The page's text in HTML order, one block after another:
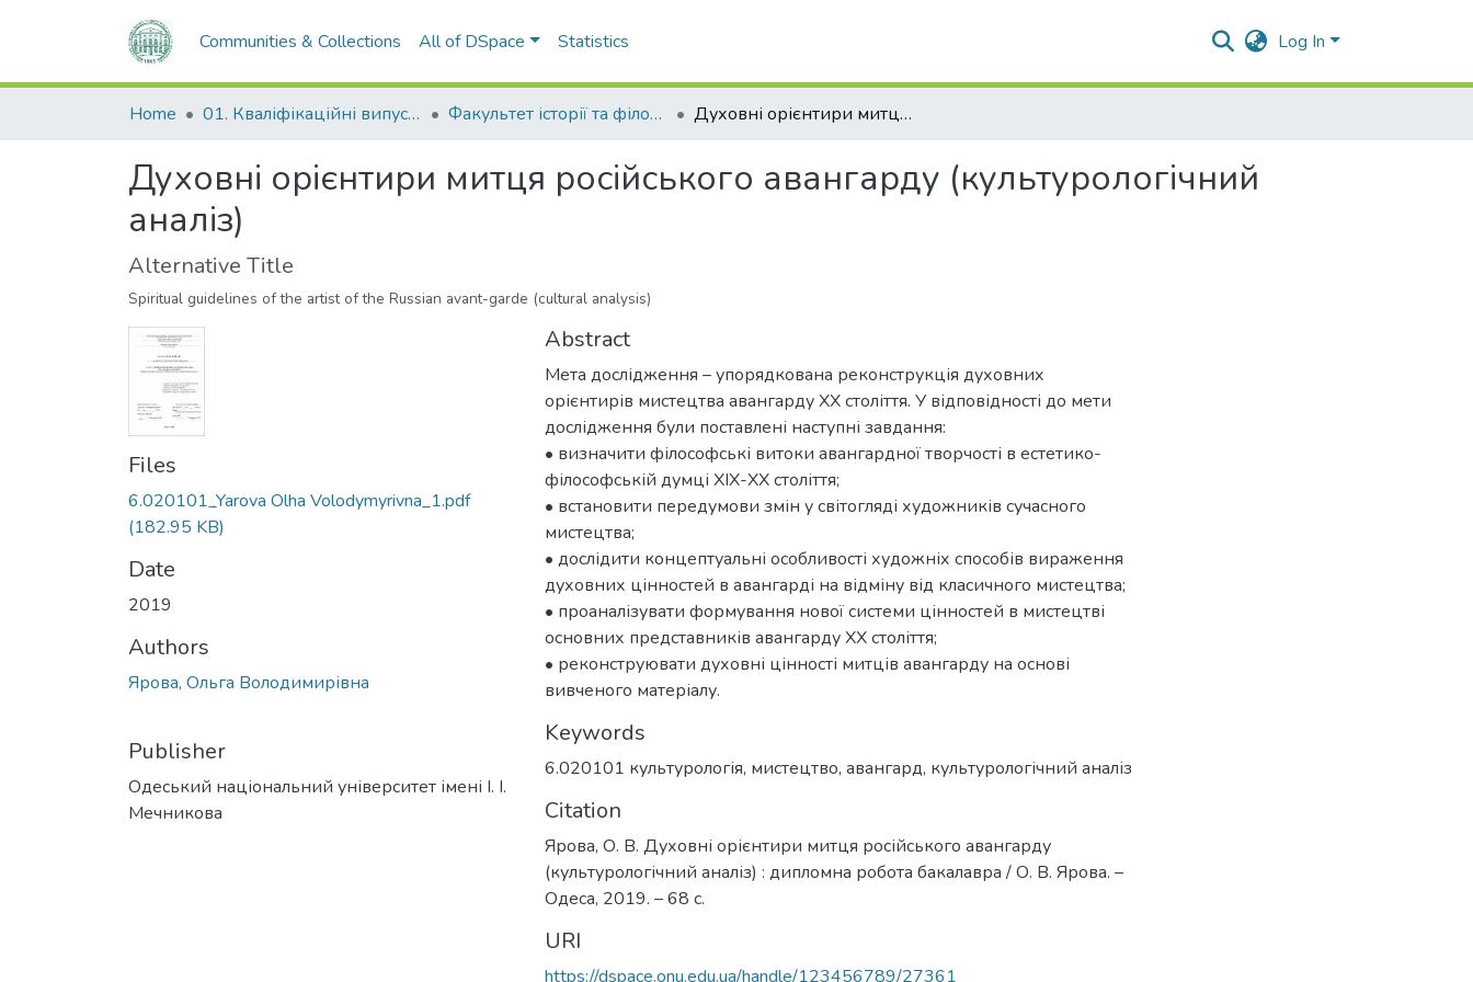
Communities & Collections All of DSpace Statistics Log In
Home 01. Кваліфікаційні випускні роботи здобувачів вищої освіти Факультет історії та філософії Духовні орієнтири митця російського авангарду (культурологічний аналіз)
Духовні орієнтири митця російського авангарду (культурологічний
аналіз)
Alternative Title
Spiritual guidelines of the artist of the Russian avant-garde (cultural analysis)
Files
6.020101_Yarova Olha Volodymyrivna_1.pdf
(182.95 KB)
Date
2019
Authors
Ярова, Ольга Володимирівна
Publisher
Одеський національний університет імені І. І.
Мечникова
Abstract
Мета дослідження – упорядкована реконструкція духовних
орієнтирів мистецтва авангарду XX століття. У відповідності до мети
дослідження були поставлені наступні завдання:
• визначити філософські витоки авангардної творчості в естетико-
філософській думці ХІХ-XX століття;
• встановити передумови змін у світогляді художників сучасного
мистецтва;
• дослідити концептуальні особливості художніх способів вираження
духовних цінностей в авангарді на відміну від класичного мистецтва;
• проаналізувати формування нової системи цінностей в мистецтві
основних представників авангарду XX століття;
• реконструювати духовні цінності митців авангарду на основі
вивченого матеріалу.
Keywords
6.020101 культурологія, мистецтво, авангард, культурологічний аналіз
Citation
Ярова, О. В. Духовні орієнтири митця російського авангарду
(культурологічний аналіз) : дипломна робота бакалавра / О. В. Ярова. –
Одеса, 2019. – 68 с.
URI
https://dspace.onu.edu.ua/handle/123456789/27361